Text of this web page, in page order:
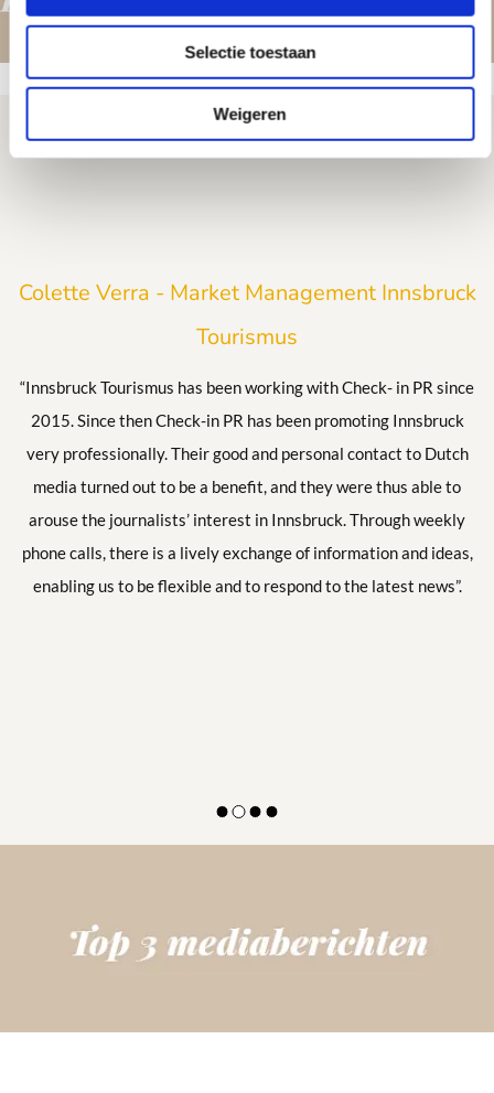
Selectie toestaan
Weigeren
Colette Verra - Market Management Innsbruck
Tourismus
“Innsbruck Tourismus has been working with Check- in PR since
2015. Since then Check-in PR has been promoting Innsbruck
very professionally. Their good and personal contact to Dutch
media turned out to be a benefit, and they were thus able to
arouse the journalists’ interest in Innsbruck. Through weekly
phone calls, there is a lively exchange of information and ideas,
enabling us to be flexible and to respond to the latest news”.